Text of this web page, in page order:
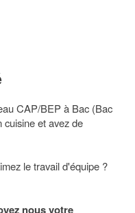
CAP/BEP à Bac (Bac
cuisine et avez de
le travail d'équipe ?
nous votre